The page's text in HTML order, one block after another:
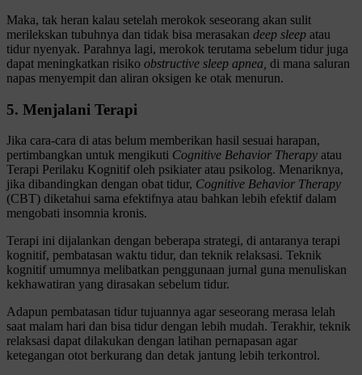
Maka, tak heran kalau setelah merokok seseorang akan sulit
merilekskan tubuhnya dan tidak bisa merasakan deep sleep atau
tidur nyenyak. Parahnya lagi, merokok terutama sebelum tidur juga
dapat meningkatkan risiko obstructive sleep apnea, di mana saluran
napas menyempit dan aliran oksigen ke otak menurun.
5. Menjalani Terapi
Jika cara-cara di atas belum memberikan hasil sesuai harapan,
pertimbangkan untuk mengikuti Cognitive Behavior Therapy atau
Terapi Perilaku Kognitif oleh psikiater atau psikolog. Menariknya,
jika dibandingkan dengan obat tidur, Cognitive Behavior Therapy
(CBT) diketahui sama efektifnya atau bahkan lebih efektif dalam
mengobati insomnia kronis.
Terapi ini dijalankan dengan beberapa strategi, di antaranya terapi
kognitif, pembatasan waktu tidur, dan teknik relaksasi. Teknik
kognitif umumnya melibatkan penggunaan jurnal guna menuliskan
kekhawatiran yang dirasakan sebelum tidur.
Adapun pembatasan tidur tujuannya agar seseorang merasa lelah
saat malam hari dan bisa tidur dengan lebih mudah. Terakhir, teknik
relaksasi dapat dilakukan dengan latihan pernapasan agar
ketegangan otot berkurang dan detak jantung lebih terkontrol.